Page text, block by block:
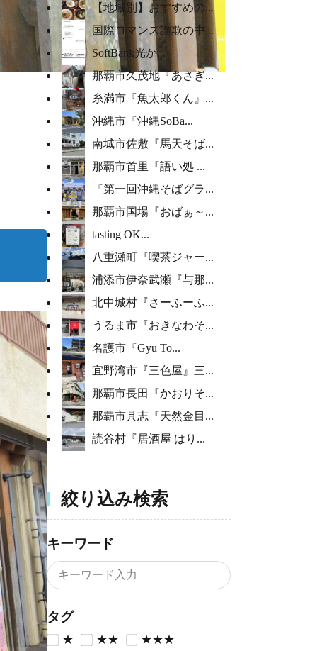
【地域別】おすすめの...
国際ロマンス詐欺の中...
SoftBank光か...
那覇市久茂地『あさぎ...
糸満市『魚太郎くん』...
沖縄市『沖縄SoBa...
南城市佐敷『馬天そば...
那覇市首里『語い処 ...
『第一回沖縄そばグラ...
那覇市国場『おばぁ～...
tasting OK...
八重瀬町『喫茶ジャー...
浦添市伊奈武瀬『与那...
北中城村『さーふーふ...
うるま市『おきなわそ...
名護市『Gyu To...
宜野湾市『三色屋』三...
那覇市長田『かおりそ...
那覇市具志『天然金目...
読谷村『居酒屋 はり...
絞り込み検索
キーワード
タグ
★ ★★
★★★